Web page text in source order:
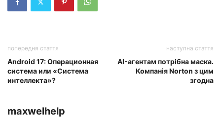
попередня стаття
Android 17: Операционная
система или «Система
интеллекта»?
наступна стаття
AI-агентам потрібна маска.
Компанія Norton з цим
згодна
maxwelhelp